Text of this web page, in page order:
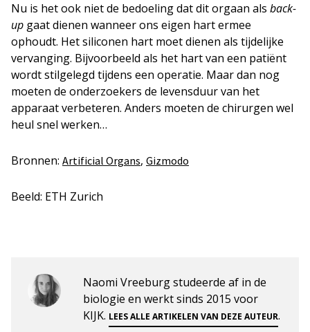
Nu is het ook niet de bedoeling dat dit orgaan als back-
up gaat dienen wanneer ons eigen hart ermee
ophoudt. Het siliconen hart moet dienen als tijdelijke
vervanging. Bijvoorbeeld als het hart van een patiënt
wordt stilgelegd tijdens een operatie. Maar dan nog
moeten de onderzoekers de levensduur van het
apparaat verbeteren. Anders moeten de chirurgen wel
heul snel werken…
Bronnen: Artificial Organs, Gizmodo
Beeld: ETH Zurich
Naomi Vreeburg studeerde af in de
biologie en werkt sinds 2015 voor
KIJK. LEES ALLE ARTIKELEN VAN DEZE AUTEUR.